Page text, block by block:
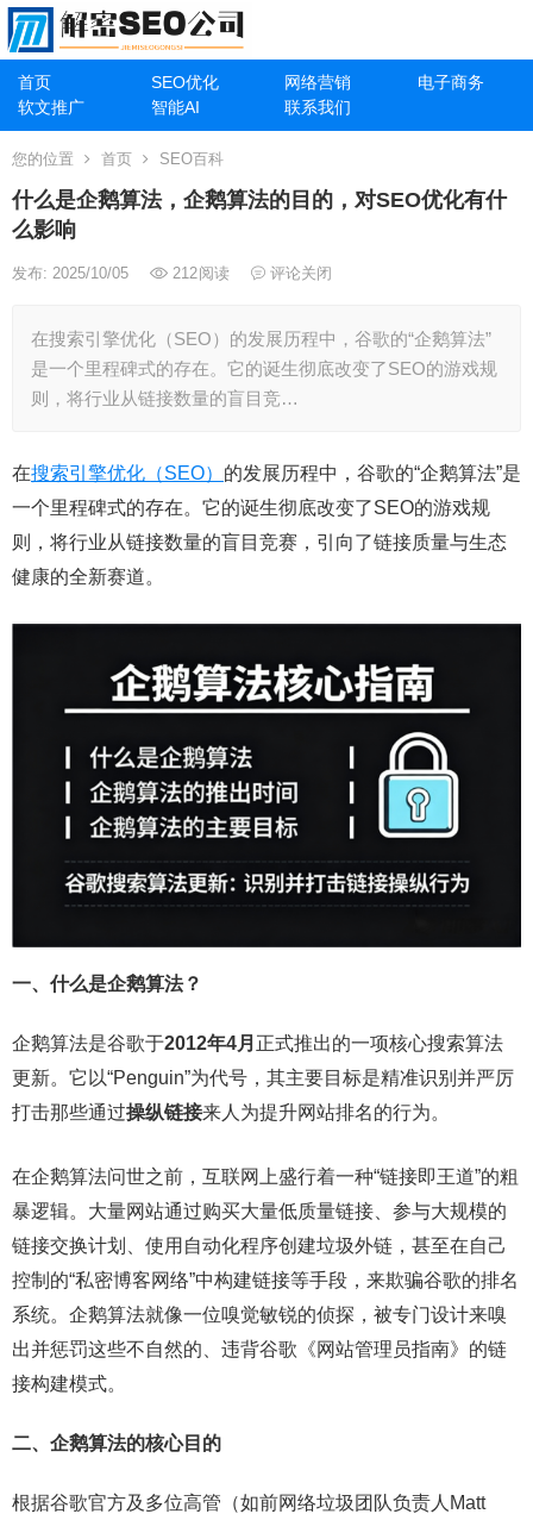
首页 SEO优化 网络营销
电子商务
软文推广
智能AI 联系我们
您的位置 首页 SEO百科
什么是企鹅算法，企鹅算法的目的，对SEO优化有什
么影响
发布: 2025/10/05 212阅读 评论关闭
在搜索引擎优化（SEO）的发展历程中，谷歌的“企鹅算法”
是一个里程碑式的存在。它的诞生彻底改变了SEO的游戏规
则，将行业从链接数量的盲目竞…
在搜索引擎优化（SEO） 的发展历程中，谷歌的“企鹅算法”是
一个里程碑式的存在。它的诞生彻底改变了SEO的游戏规
则，将行业从链接数量的盲目竞赛，引向了链接质量与生态
健康的全新赛道。
一、什么是企鹅算法？
企鹅算法是谷歌于2012年4月 正式推出的一项核心搜索算法
更新。它以“Penguin”为代号，其主要目标是精准识别并严厉
打击那些通过操纵链接来人为提升网站排名的行为。
在企鹅算法问世之前，互联网上盛行着一种“链接即王道”的粗
暴逻辑。大量网站通过购买大量低质量链接、参与大规模的
链接交换计划、使用自动化程序创建垃圾外链，甚至在自己
控制的“私密博客网络”中构建链接等手段，来欺骗谷歌的排名
系统。企鹅算法就像一位嗅觉敏锐的侦探，被专门设计来嗅
出并惩罚这些不自然的、违背谷歌《网站管理员指南》的链
接构建模式。
二、企鹅算法的核心目的
根据谷歌官方及多位高管（如前网络垃圾团队负责人Matt